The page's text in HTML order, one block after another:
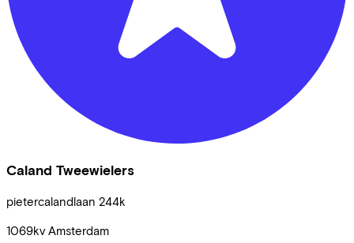
Caland Tweewielers
pietercalandlaan 244k
1069kv Amsterdam